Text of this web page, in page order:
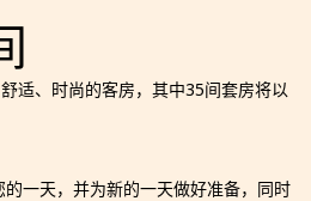
适、时尚的客房，其中35间套房将以
一天，并为新的一天做好准备，同时